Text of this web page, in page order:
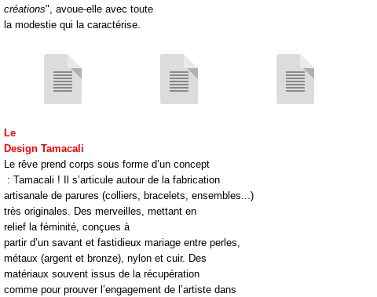
créations", avoue-elle avec toute
la modestie qui la caractérise.
Le
Design Tamacali
Le rêve prend corps sous forme d’un concept
: Tamacali ! Il s’articule autour de la fabrication
artisanale de parures (colliers, bracelets, ensembles...)
très originales. Des merveilles, mettant en
relief la féminité, conçues à
partir d’un savant et fastidieux mariage entre perles,
métaux (argent et bronze), nylon et cuir. Des
matériaux souvent issus de la récupération
comme pour prouver l’engagement de l’artiste dans